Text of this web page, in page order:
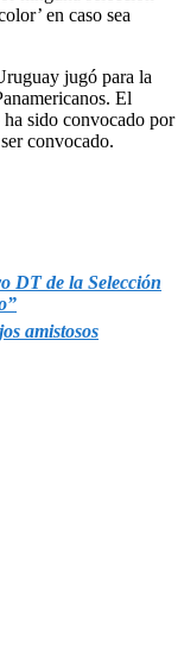
en caso sea
jugó para la
El
sido convocado por
convocado.
DT de la Selección
amistosos